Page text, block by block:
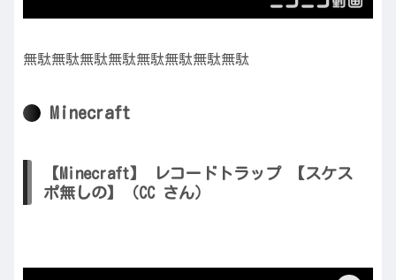
無駄無駄無駄無駄無駄無駄無駄無駄
Minecraft
【Minecraft】 レコードトラップ 【スケス
ポ無しの】（CC さん）